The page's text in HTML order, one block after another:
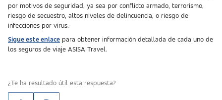
por motivos de seguridad, ya sea por conflicto armado, terrorismo,
riesgo de secuestro, altos niveles de delincuencia, o riesgo de
infecciones por virus.
Sigue este enlace para obtener información detallada de cada uno de
los seguros de viaje ASISA Travel.
¿Te ha resultado útil esta respuesta?